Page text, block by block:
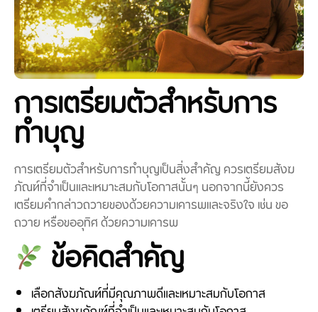
การเตรียมตัวสำหรับการ
ทำบุญ
การเตรียมตัวสำหรับการทำบุญเป็นสิ่งสำคัญ ควรเตรียมสังฆ
ภัณฑ์ที่จำเป็นและเหมาะสมกับโอกาสนั้นๆ นอกจากนี้ยังควร
เตรียมคำกล่าวถวายของด้วยความเคารพและจริงใจ เช่น ขอ
ถวาย หรือขออุทิศ ด้วยความเคารพ
ข้อคิดสำคัญ
เลือกสังฆภัณฑ์ที่มีคุณภาพดีและเหมาะสมกับโอกาส